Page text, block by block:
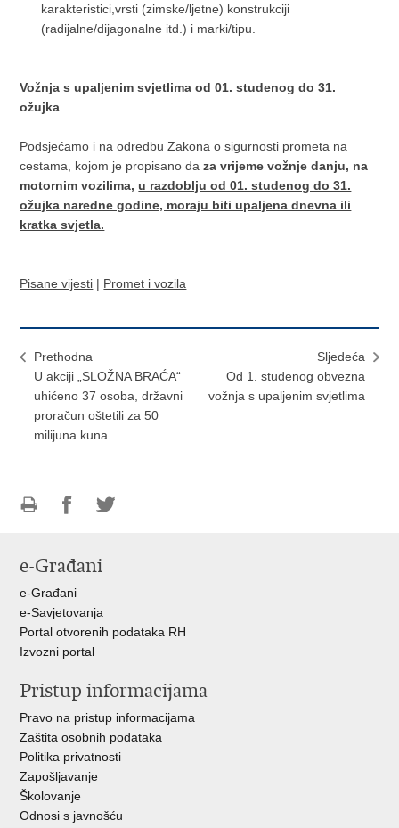
karakteristici,vrsti (zimske/ljetne) konstrukciji
(radijalne/dijagonalne itd.) i marki/tipu.
Vožnja s upaljenim svjetlima od 01. studenog do 31.
ožujka
Podsjećamo i na odredbu Zakona o sigurnosti prometa na
cestama, kojom je propisano daza vrijeme vožnje danju, na
motornim vozilima,u razdoblju od 01. studenog do 31.
ožujka naredne godine, moraju biti upaljena dnevna ili
kratka svjetla.
Pisane vijesti | Promet i vozila
Prethodna
U akciji „SLOŽNA BRAĆA“
uhićeno 37 osoba, državni
proračun oštetili za 50
milijuna kuna
Sljedeća
Od 1. studenog obvezna
vožnja s upaljenim svjetlima
FacebookuTwitteru
e-Građani
e-Građani
e-Savjetovanja
Portal otvorenih podataka RH
Izvozni portal
Pristup informacijama
Pravo na pristup informacijama
Zaštita osobnih podataka
Politika privatnosti
Zapošljavanje
Školovanje
Odnosi s javnošću